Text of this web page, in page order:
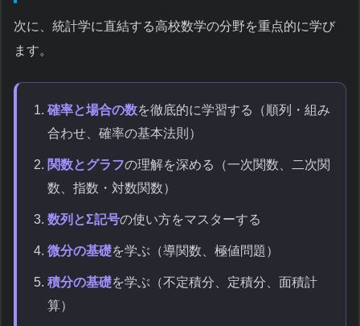
次に、統計学に直結する高校数学の分野を重点的に学び
ます。
確率と場合の数を徹底的に学習する（順列・組み
合わせ、確率の基本法則）
関数とグラフの理解を深める（一次関数、二次関
数、指数・対数関数）
数列とΣ記号の使い方をマスターする
微分の基礎を学ぶ（導関数、極値問題）
積分の基礎を学ぶ（不定積分、定積分、面積計
算）